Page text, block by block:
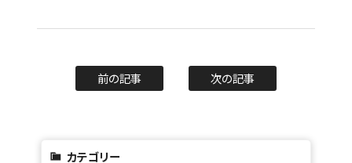
前の記事 次の記事
カテゴリー